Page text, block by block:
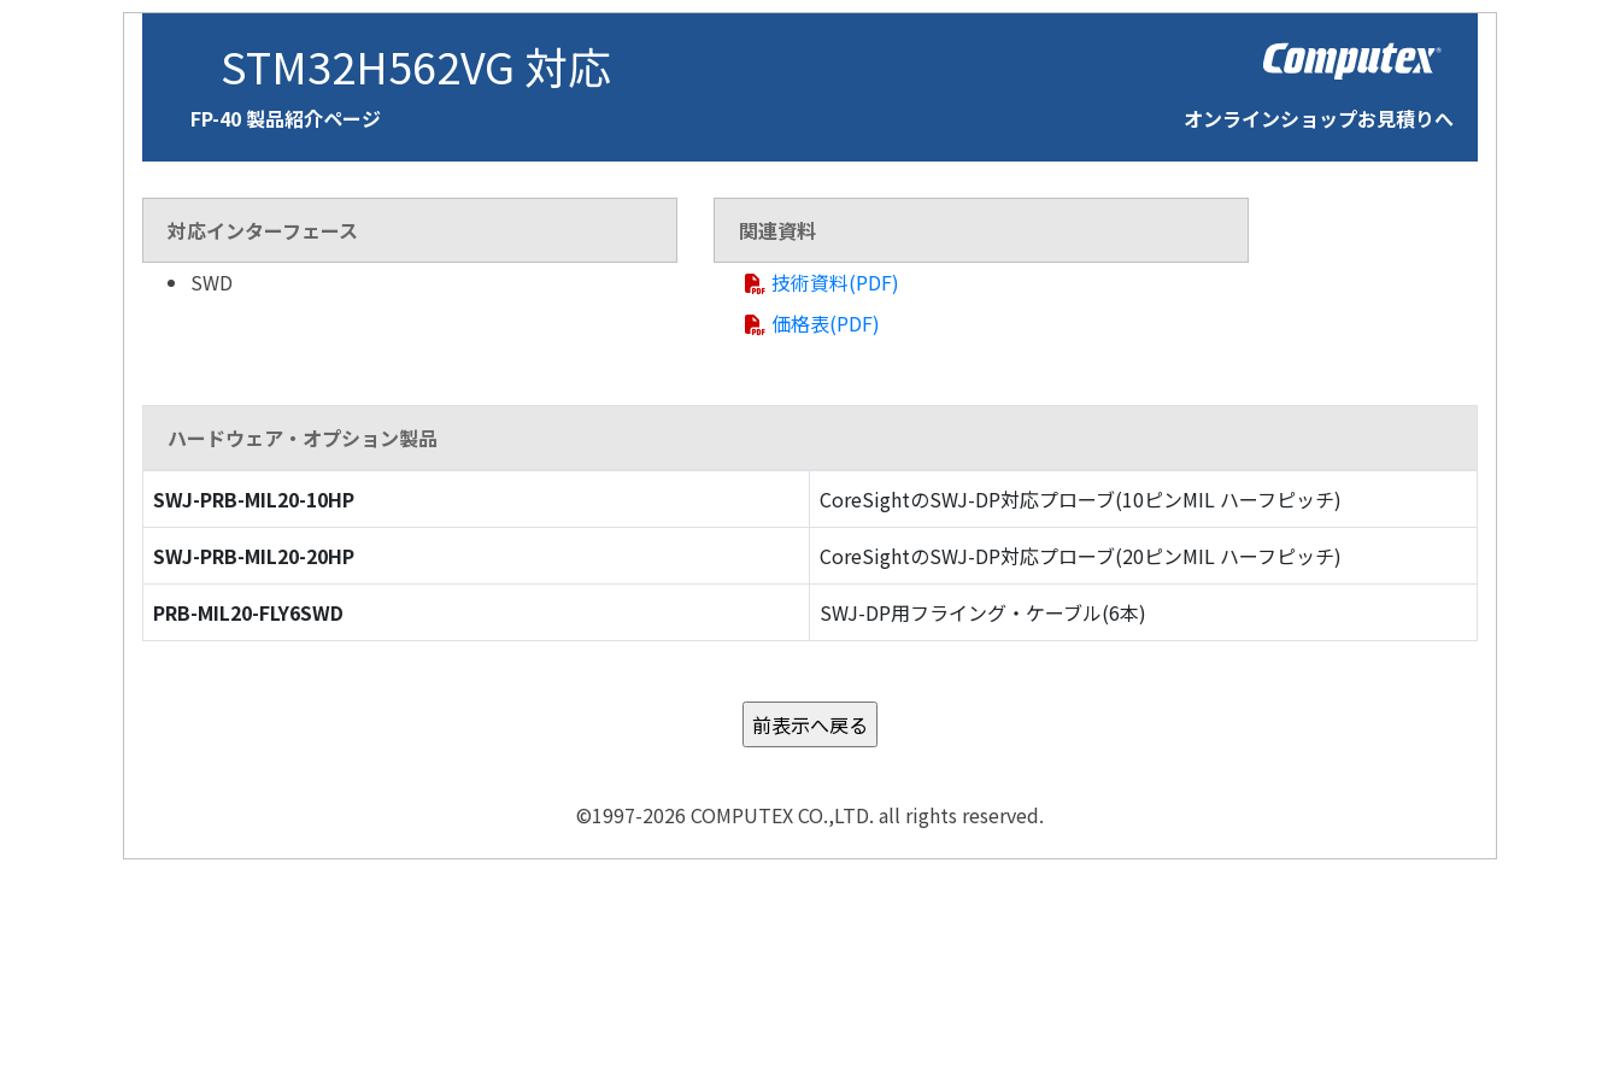
STM32H562VG 対応
FP-40 製品紹介ページ オンラインショップお見積りへ
対応インターフェース
SWD
関連資料
技術資料(PDF)
価格表(PDF)
ハードウェア・オプション製品
SWJ-PRB-MIL20-10HP
CoreSightのSWJ-DP対応プローブ(10ピンMIL ハーフピッチ)
SWJ-PRB-MIL20-20HP
CoreSightのSWJ-DP対応プローブ(20ピンMIL ハーフピッチ)
PRB-MIL20-FLY6SWD
SWJ-DP用フライング・ケーブル(6本)
©1997-2026 COMPUTEX CO.,LTD. all rights reserved.